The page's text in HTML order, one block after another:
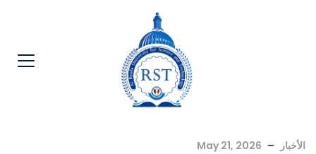
الأخبار May 21, 2026